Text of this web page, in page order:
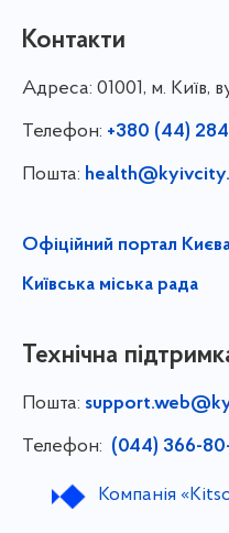
Контакти
Адреса: 01001, м. Київ,
Телефон: +380 (44)
Пошта:
Офіційний портал
Київська міська рада
Технічна
Пошта:
Телефон: (044) 366-
Компанія